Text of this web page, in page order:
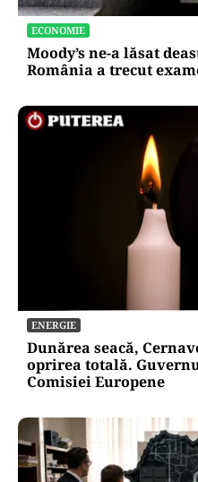
ECONOMIE
Moody’s ne-a lăsat
România a trecut
ENERGIE
Dunărea seacă,
oprirea totală.
Comisiei Europene